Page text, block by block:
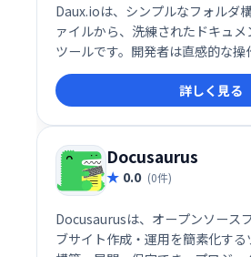
Daux.ioは、シンプルなフォルダ
ァイルから、洗練されたドキュ
ツールです。開発者は直感的な操
ドキュメントを作成できます。
作は不要。 Markdownの知識があ
めることができ、効率的なドキ
ます。 開発者にとって理想的な
ーターとして、多くの時間を節約
せます。
詳しく見る
Docusaurus
0.0 (0件)
Docusaurusは、オープンソース
ブサイト作成・運用を簡素化す